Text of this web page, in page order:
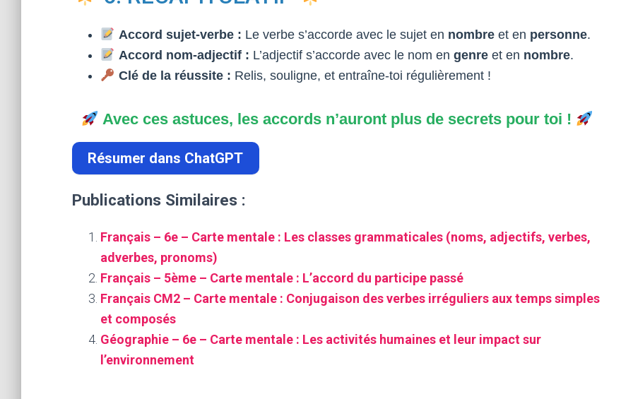
Accord sujet-verbe : Le verbe s’accorde avec le sujet en nombreet en personne.
Accord nom-adjectif : L’adjectif s’accorde avec le nom en genreet en nombre.
Clé de la réussite : Relis, souligne, et entraîne-toi régulièrement !
Avec ces astuces, les accords n’auront plus de secrets pour toi !
Résumer dans ChatGPT
Publications Similaires :
Français – 6e – Carte mentale : Les classes grammaticales (noms, adjectifs, verbes,
adverbes, pronoms)
Français – 5ème – Carte mentale : L’accord du participe passé
Français CM2 – Carte mentale : Conjugaison des verbes irréguliers aux temps simples
et composés
Géographie – 6e – Carte mentale : Les activités humaines et leur impact sur
l’environnement